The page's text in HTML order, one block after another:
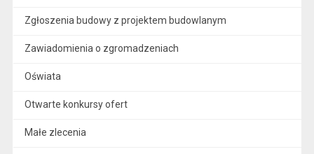
Zgłoszenia budowy z projektem budowlanym
Zawiadomienia o zgromadzeniach
Oświata
Otwarte konkursy ofert
Małe zlecenia